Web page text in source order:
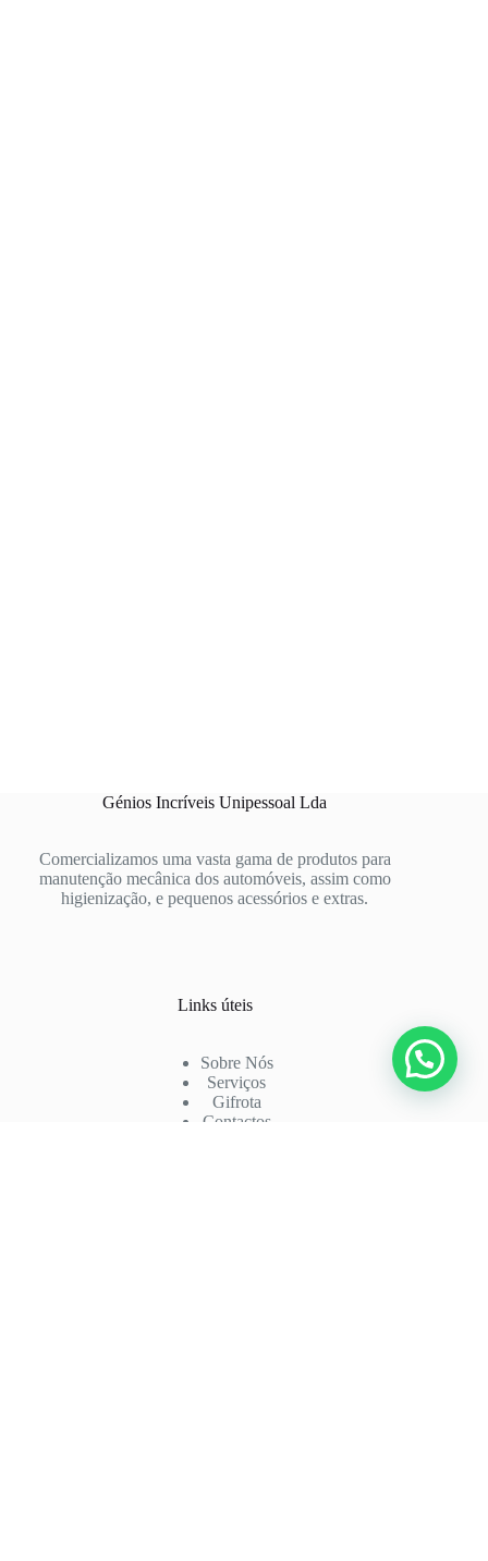
Génios Incríveis Unipessoal Lda
Comercializamos uma vasta gama de produtos para
manutenção mecânica dos automóveis, assim como
higienização, e pequenos acessórios e extras.
Links úteis
Sobre Nós
Serviços
Gifrota
Contactos